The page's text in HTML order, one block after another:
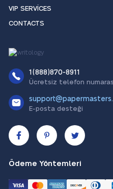
VIP SERVICES
CONTACTS
1(888)870-8911
Ücretsiz telefon
E-posta desteği
Ödeme Yöntemleri